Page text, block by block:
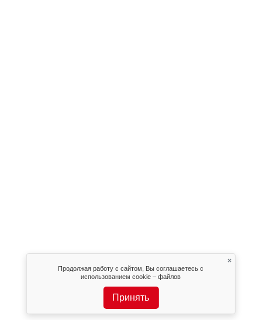
Продолжая работу с сайтом, Вы соглашаетесь с
использованием cookie – файлов
Принять
×